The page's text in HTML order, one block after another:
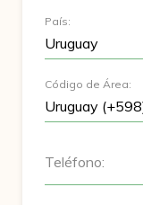
País:
Código de Área:
Teléfono: